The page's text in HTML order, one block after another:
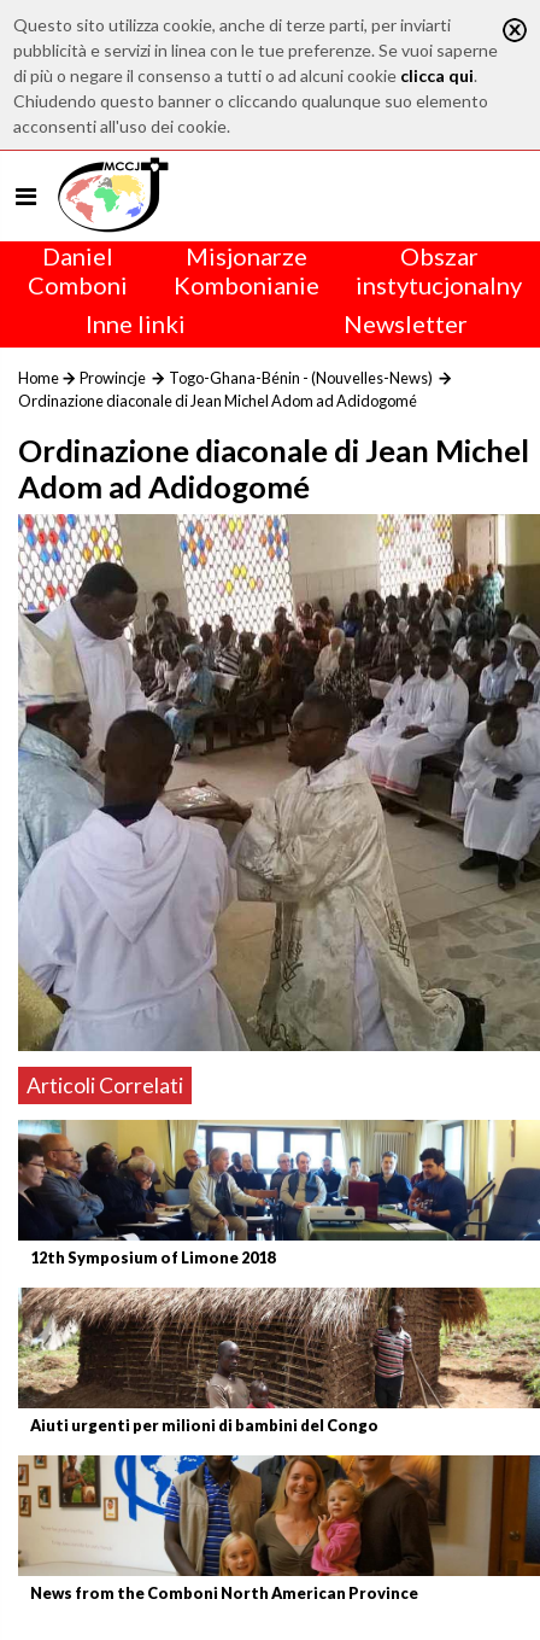
Questo sito utilizza cookie, anche di terze parti, per inviarti
pubblicità e servizi in linea con le tue preferenze. Se vuoi saperne
di più o negare il consenso a tutti o ad alcuni cookie clicca qui.
Chiudendo questo banner o cliccando qualunque suo elemento
acconsenti all'uso dei cookie.
Daniel
Comboni
Misjonarze
Kombonianie
Obszar
instytucjonalny
Inne linki
Newsletter
Home Prowincje
Togo-Ghana-Bénin - (Nouvelles-News)
Ordinazione diaconale di Jean Michel Adom ad Adidogomé
Ordinazione diaconale di Jean Michel
Adom ad Adidogomé
Articoli Correlati
12th Symposium of Limone 2018
Aiuti urgenti per milioni di bambini del Congo
News from the Comboni North American Province